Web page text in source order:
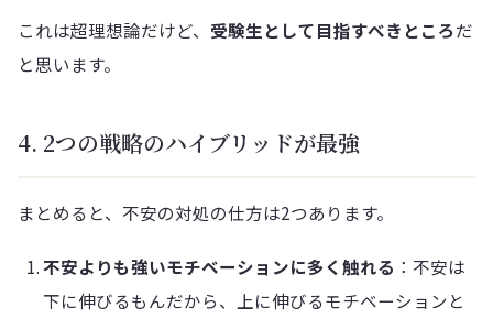
これは超理想論だけど、 受験生として目指すべきところだ
と思います。
4. 2つの戦略のハイブリッドが最強
まとめると、不安の対処の仕方は2つあります。
不安よりも強いモチベーションに多く触れる ：不安は
下に伸びるもんだから、上に伸びるモチベーションと